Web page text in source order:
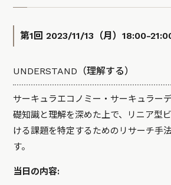
第1回 2023/11/13（月）18:00-
UNDERSTAND（理解する）
サーキュラエコノミー・サーキュラー
礎知識と理解を深めた上で、リニア型
ける課題を特定するためのリサーチ手
す。
当日の内容: